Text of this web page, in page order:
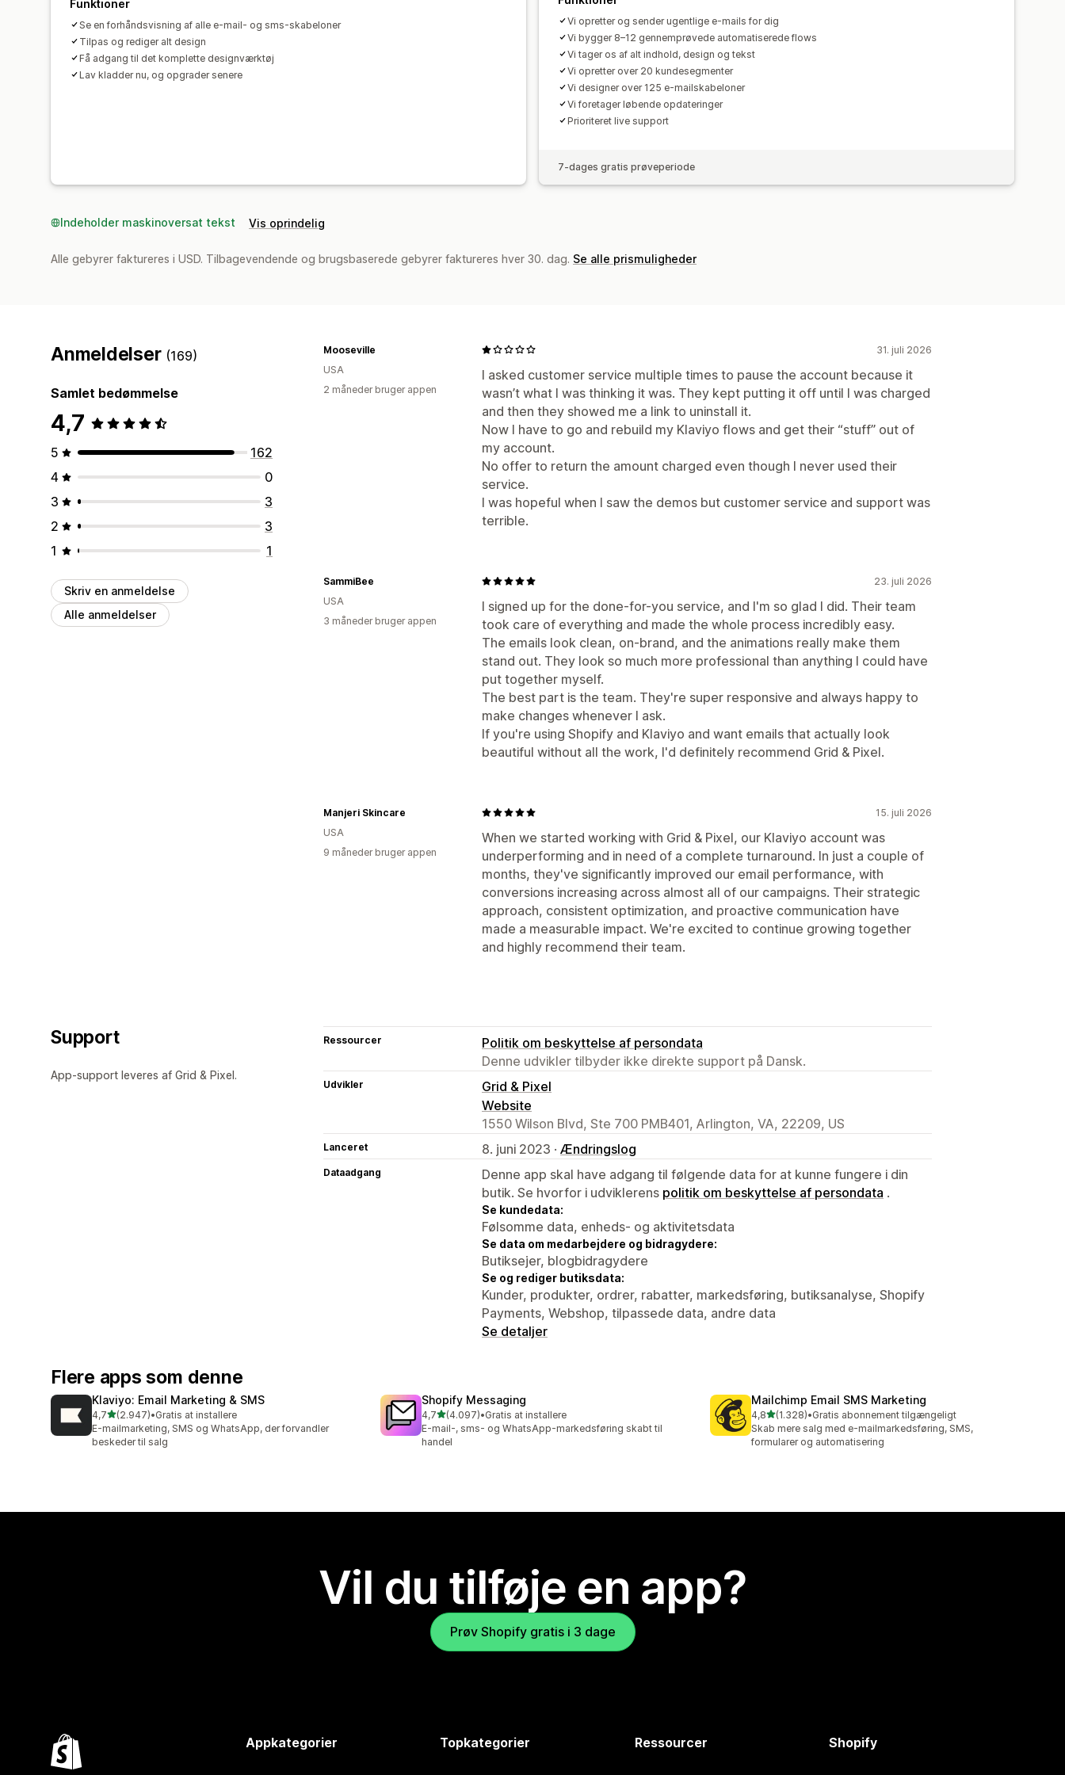
Tilpassede skrifttyper
Maildomæner
Indsamling af samtykke
Liste til indsamling af mailadresser
Liste til indsamling af sms
Udløsere og regler Automatiseringer Målretning
Segmentering
Tagging Sporing Rapportering
API’er og webhooks
Funktioner
Se en forhåndsvisning af alle e-mail- og sms-skabeloner
Tilpas og rediger alt design
Få adgang til det komplette designværktøj
Lav kladder nu, og opgrader senere
Vi opretter og sender ugentlige e-mails for dig
Vi bygger 8–12 gennemprøvede automatiserede flows
Vi tager os af alt indhold, design og tekst
Vi opretter over 20 kundesegmenter
Vi designer over 125 e-mailskabeloner
Vi foretager løbende opdateringer
Prioriteret live support
7-dages gratis prøveperiode
Indeholder maskinoversat tekst Vis oprindelig
Alle gebyrer faktureres i USD. Tilbagevendende og brugsbaserede gebyrer faktureres hver 30. dag. Se alle prismuligheder
Anmeldelser (169)
Samlet bedømmelse
4,7
5
162
4
0
3
3
2
3
1
1
Skriv en anmeldelse
Alle anmeldelser
31. juli 2026
I asked customer service multiple times to pause the account because it
wasn’t what I was thinking it was. They kept putting it off until I was charged
and then they showed me a link to uninstall it.
Now I have to go and rebuild my Klaviyo flows and get their “stuff” out of
my account.
No offer to return the amount charged even though I never used their
service.
I was hopeful when I saw the demos but customer service and support was
terrible.
Mooseville
USA
2 måneder bruger appen
23. juli 2026
I signed up for the done-for-you service, and I'm so glad I did. Their team
took care of everything and made the whole process incredibly easy.
The emails look clean, on-brand, and the animations really make them
stand out. They look so much more professional than anything I could have
put together myself.
The best part is the team. They're super responsive and always happy to
make changes whenever I ask.
If you're using Shopify and Klaviyo and want emails that actually look
beautiful without all the work, I'd definitely recommend Grid & Pixel.
SammiBee
USA
3 måneder bruger appen
15. juli 2026
When we started working with Grid & Pixel, our Klaviyo account was
underperforming and in need of a complete turnaround. In just a couple of
months, they've significantly improved our email performance, with
conversions increasing across almost all of our campaigns. Their strategic
approach, consistent optimization, and proactive communication have
made a measurable impact. We're excited to continue growing together
and highly recommend their team.
Manjeri Skincare
USA
9 måneder bruger appen
Support
App-support leveres af Grid & Pixel.
Ressourcer
Politik om beskyttelse af persondata
Denne udvikler tilbyder ikke direkte support på Dansk.
Udvikler
Grid & Pixel
Website
1550 Wilson Blvd, Ste 700 PMB401, Arlington, VA, 22209, US
Lanceret 8. juni 2023 · Ændringslog
Dataadgang
Denne app skal have adgang til følgende data for at kunne fungere i din
butik. Se hvorfor i udviklerens politik om beskyttelse af persondata .
Se kundedata:
Følsomme data, enheds- og aktivitetsdata
Se data om medarbejdere og bidragydere:
Butiksejer, blogbidragydere
Se og rediger butiksdata:
Kunder, produkter, ordrer, rabatter, markedsføring, butiksanalyse, Shopify
Payments, Webshop, tilpassede data, andre data
Se detaljer
Flere apps som denne
Klaviyo: Email Marketing & SMS
4,7ud af 5 stjerner
(2.947)
2947 anmeldelser i alt
•Gratis at installere
E-mailmarketing, SMS og WhatsApp, der forvandler
beskeder til salg
Shopify Messaging
4,7ud af 5 stjerner
(4.097)
4097 anmeldelser i alt
•Gratis at installere
E-mail-, sms- og WhatsApp-markedsføring skabt til
handel
Mailchimp Email SMS Marketing
4,8ud af 5 stjerner
(1.328)
1328 anmeldelser i alt
•Gratis abonnement tilgængeligt
Skab mere salg med e-mailmarkedsføring, SMS,
formularer og automatisering
Vil du tilføje en app?
Prøv Shopify gratis i 3 dage
Appkategorier Topkategorier Ressourcer Shopify